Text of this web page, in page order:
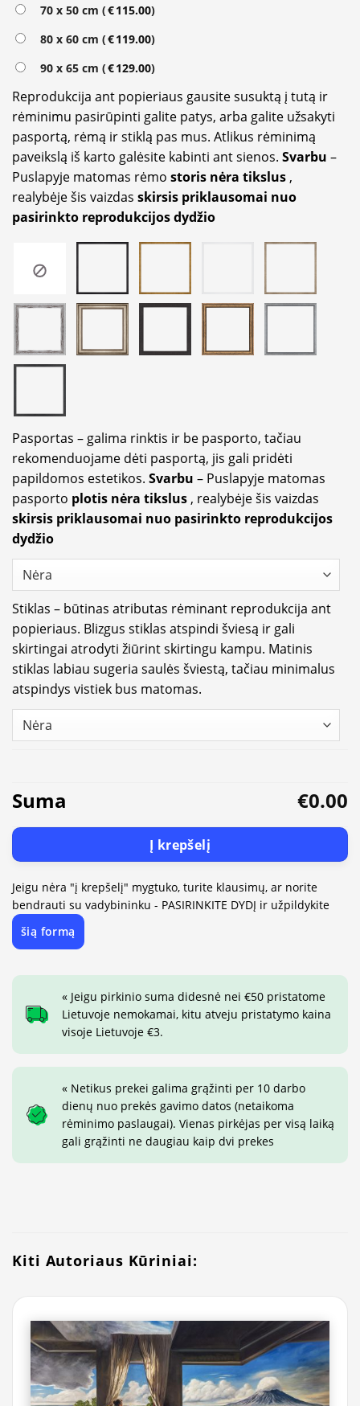
70 x 50 cm (€115.00)
80 x 60 cm (€119.00)
90 x 65 cm (€129.00)
Reprodukcija ant popieriaus gausite susuktą į tutą ir
rėminimu pasirūpinti galite patys, arba galite užsakyti
pasportą, rėmą ir stiklą pas mus. Atlikus rėminimą
paveikslą iš karto galėsite kabinti ant sienos. Svarbu –
Puslapyje matomas rėmo storis nėra tikslus ,
realybėje šis vaizdas skirsis priklausomai nuo
pasirinkto reprodukcijos dydžio
Pasportas – galima rinktis ir be pasporto, tačiau
rekomenduojame dėti pasportą, jis gali pridėti
papildomos estetikos. Svarbu – Puslapyje matomas
pasporto plotis nėra tikslus , realybėje šis vaizdas
skirsis priklausomai nuo pasirinkto reprodukcijos
dydžio
Stiklas – būtinas atributas rėminant reprodukcija ant
popieriaus. Blizgus stiklas atspindi šviesą ir gali
skirtingai atrodyti žiūrint skirtingu kampu. Matinis
stiklas labiau sugeria saulės šviestą, tačiau minimalus
atspindys vistiek bus matomas.
Suma €0.00
Į krepšelį
Jeigu nėra "į krepšelį" mygtuko, turite klausimų, ar norite
bendrauti su vadybininku - PASIRINKITE DYDĮ ir užpildykite
šią formą
« Jeigu pirkinio suma didesnė nei €50 pristatome
Lietuvoje nemokamai, kitu atveju pristatymo kaina
visoje Lietuvoje €3.
« Netikus prekei galima grąžinti per 10 darbo
dienų nuo prekės gavimo datos (netaikoma
rėminimo paslaugai). Vienas pirkėjas per visą laiką
gali grąžinti ne daugiau kaip dvi prekes
Kiti Autoriaus Kūriniai: